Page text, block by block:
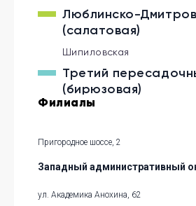
Люблинско-
(салатовая)
Шипиловская
Третий
(бирюзовая)
Филиалы
Пригородное шоссе, 2
Западный административный
ул. Академика Анохина, 62